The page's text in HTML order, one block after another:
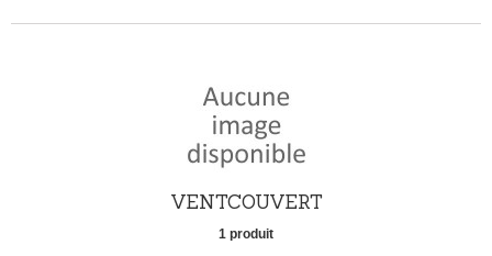
VENTCOUVERT
1 produit